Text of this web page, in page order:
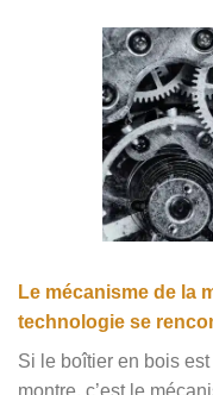
Le mécanisme de la
technologie se
Si le boîtier en bois
montre, c’est le